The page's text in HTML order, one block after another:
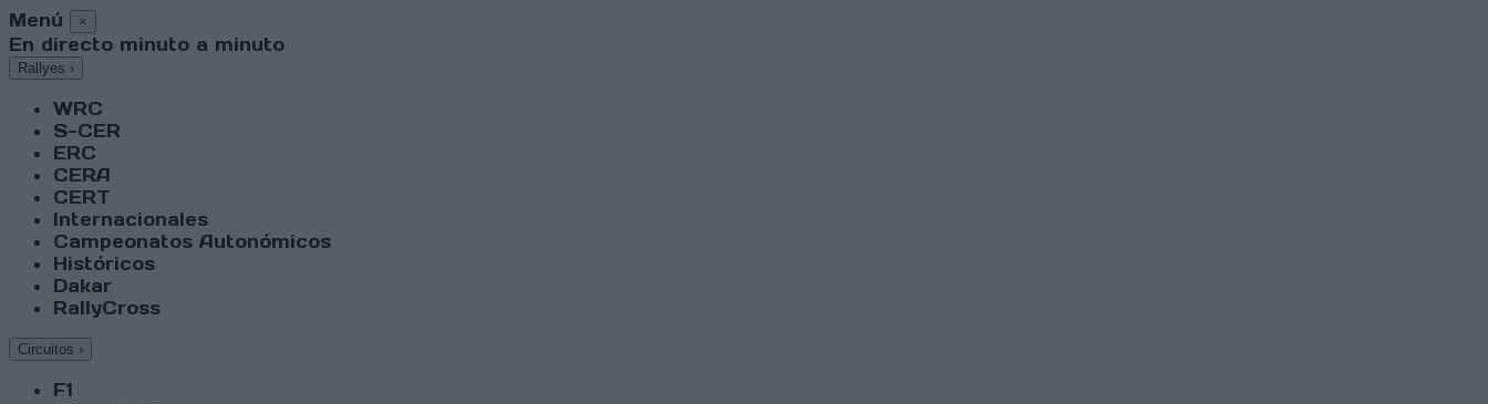
Menú ×
En directo minuto a minuto
Rallyes ›
WRC
S-CER
ERC
CERA
CERT
Internacionales
Campeonatos Autonómicos
Históricos
Dakar
RallyCross
Circuitos ›
F1